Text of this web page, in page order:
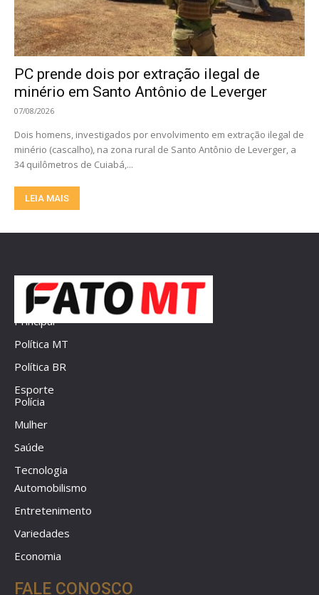
PC prende dois por extração ilegal de
minério em Santo Antônio de Leverger
07/08/2026
Dois homens, investigados por envolvimento em extração ilegal de
minério (cascalho), na zona rural de Santo Antônio de Leverger, a
34 quilômetros de Cuiabá,...
LEIA MAIS
Principal
Política MT
Política BR
Esporte
Polícia
Mulher
Saúde
Tecnologia
Automobilismo
Entretenimento
Variedades
Economia
FALE CONOSCO